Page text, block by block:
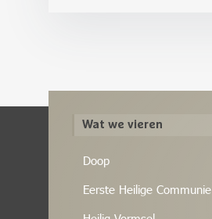
Wat we vieren
Doop
Eerste Heilige Communie